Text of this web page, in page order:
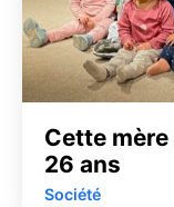
Cette mère
26 ans
Société